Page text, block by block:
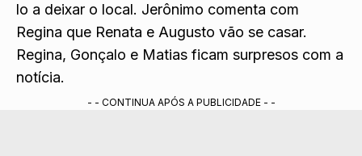
lo a deixar o local. Jerônimo comenta com
Regina que Renata e Augusto vão se casar.
Regina, Gonçalo e Matias ficam surpresos com a
notícia.
- - CONTINUA APÓS A PUBLICIDADE - -